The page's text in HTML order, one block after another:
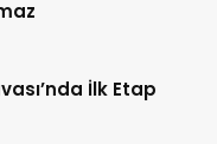
İlk Etap